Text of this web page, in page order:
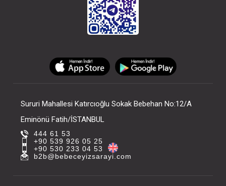
Sururi Mahallesi Katırcıoğlu Sokak Bebehan No:12/A
Eminönü Fatih/İSTANBUL
444 61 53
+90 539 926 05 25
+90 530 233 04 53
b2b@bebeceyizsarayi.com